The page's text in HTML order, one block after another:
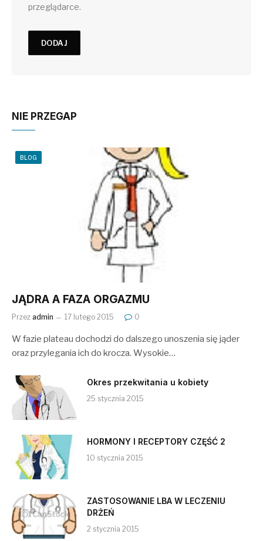
przeglądarce.
NIE PRZEGAP
BLOG
JĄDRA A FAZA ORGAZMU
Przez admin 17 lutego 2015 0
W fazie plateau dochodzi do dalszego unoszenia się jąder
oraz przylegania ich do krocza. Wysokie…
Okres przekwitania u kobiety
25 stycznia 2015
HORMONY I RECEPTORY CZĘŚĆ 2
10 stycznia 2015
ZASTOSOWANIE LBA W LECZENIU
DRŻEŃ
2 stycznia 2015